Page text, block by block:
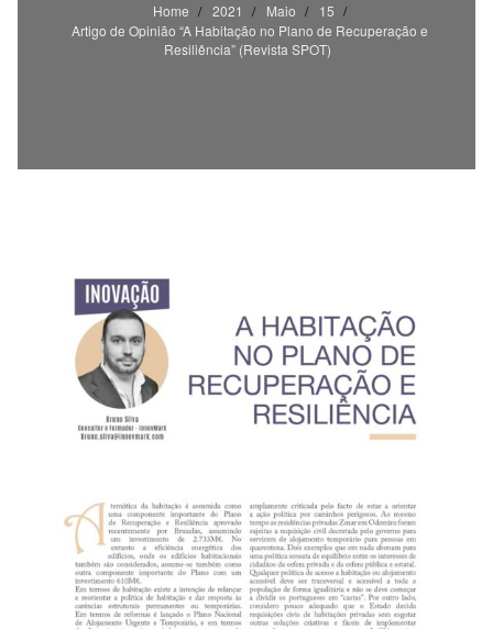
Home 2021 Maio
15
Artigo de Opinião “A Habitação no Plano de Recuperação e
Resiliência” (Revista SPOT)